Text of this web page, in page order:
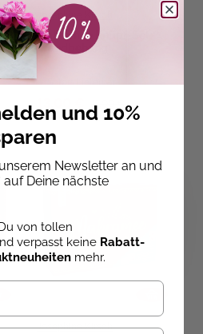
Josephine Kirsch
Makramee Knüpf-Set:
Wandbehang
Sofort Lieferbar
17,00 €
SALE
Josephine Kirsch
und 10%
Newsletter an und
auf Deine nächste
von tollen
verpasst keine Rabatt-
mehr.